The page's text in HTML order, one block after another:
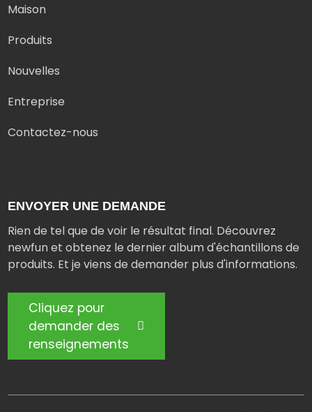
Maison
Produits
Nouvelles
Entreprise
Contactez-nous
ENVOYER UNE DEMANDE
Rien de tel que de voir le résultat final. Découvrez
newfun et obtenez le dernier album d'échantillons de
produits. Et je viens de demander plus d'informations.
Cliquez pour
demander des
renseignements